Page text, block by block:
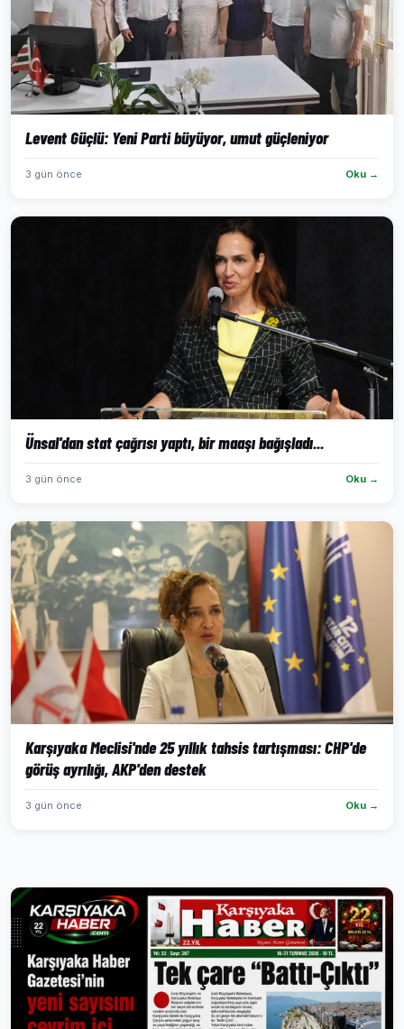
Levent Güçlü: Yeni Parti büyüyor, umut güçleniyor
3 gün önce Oku →
Ünsal'dan stat çağrısı yaptı, bir maaşı bağışladı...
3 gün önce Oku →
Karşıyaka Meclisi'nde 25 yıllık tahsis tartışması: CHP'de
görüş ayrılığı, AKP'den destek
3 gün önce Oku →